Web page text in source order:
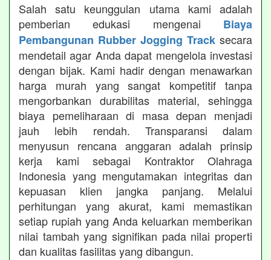
Salah satu keunggulan utama kami adalah
pemberian edukasi mengenai Biaya
Pembangunan Rubber Jogging Track secara
mendetail agar Anda dapat mengelola investasi
dengan bijak. Kami hadir dengan menawarkan
harga murah yang sangat kompetitif tanpa
mengorbankan durabilitas material, sehingga
biaya pemeliharaan di masa depan menjadi
jauh lebih rendah. Transparansi dalam
menyusun rencana anggaran adalah prinsip
kerja kami sebagai Kontraktor Olahraga
Indonesia yang mengutamakan integritas dan
kepuasan klien jangka panjang. Melalui
perhitungan yang akurat, kami memastikan
setiap rupiah yang Anda keluarkan memberikan
nilai tambah yang signifikan pada nilai properti
dan kualitas fasilitas yang dibangun.